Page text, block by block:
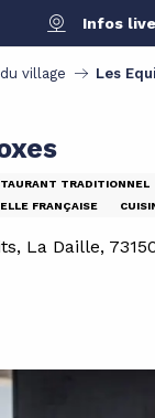
Infos live
village Les
TRADITIONNEL
FRANÇAISE
La Daille,